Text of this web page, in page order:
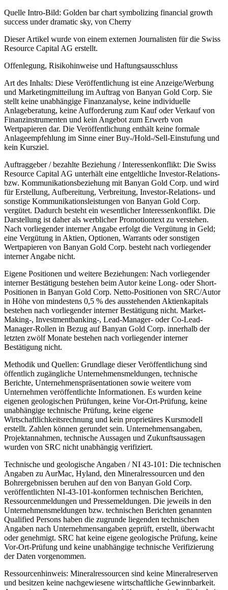
Quelle Intro-Bild: Golden bar chart symbolizing financial growth
success under dramatic sky, von Cherry
Dieser Artikel wurde von einem externen Journalisten für die Swiss
Resource Capital AG erstellt.
Offenlegung, Risikohinweise und Haftungsausschluss
Art des Inhalts: Diese Veröffentlichung ist eine Anzeige/Werbung
und Marketingmitteilung im Auftrag von Banyan Gold Corp. Sie
stellt keine unabhängige Finanzanalyse, keine individuelle
Anlageberatung, keine Aufforderung zum Kauf oder Verkauf von
Finanzinstrumenten und kein Angebot zum Erwerb von
Wertpapieren dar. Die Veröffentlichung enthält keine formale
Anlageempfehlung im Sinne einer Buy-/Hold-/Sell-Einstufung und
kein Kursziel.
Auftraggeber / bezahlte Beziehung / Interessenkonflikt: Die Swiss
Resource Capital AG unterhält eine entgeltliche Investor-Relations-
bzw. Kommunikationsbeziehung mit Banyan Gold Corp. und wird
für Erstellung, Aufbereitung, Verbreitung, Investor-Relations- und
sonstige Kommunikationsleistungen von Banyan Gold Corp.
vergütet. Dadurch besteht ein wesentlicher Interessenkonflikt. Die
Darstellung ist daher als werblicher Promotiontext zu verstehen.
Nach vorliegender interner Angabe erfolgt die Vergütung in Geld;
eine Vergütung in Aktien, Optionen, Warrants oder sonstigen
Wertpapieren von Banyan Gold Corp. besteht nach vorliegender
interner Angabe nicht.
Eigene Positionen und weitere Beziehungen: Nach vorliegender
interner Bestätigung bestehen beim Autor keine Long- oder Short-
Positionen in Banyan Gold Corp. Netto-Positionen von SRC/Autor
in Höhe von mindestens 0,5 % des ausstehenden Aktienkapitals
bestehen nach vorliegender interner Bestätigung nicht. Market-
Making-, Investmentbanking-, Lead-Manager- oder Co-Lead-
Manager-Rollen in Bezug auf Banyan Gold Corp. innerhalb der
letzten zwölf Monate bestehen nach vorliegender interner
Bestätigung nicht.
Methodik und Quellen: Grundlage dieser Veröffentlichung sind
öffentlich zugängliche Unternehmensmeldungen, technische
Berichte, Unternehmenspräsentationen sowie weitere vom
Unternehmen veröffentlichte Informationen. Es wurden keine
eigenen geologischen Prüfungen, keine Vor-Ort-Prüfung, keine
unabhängige technische Prüfung, keine eigene
Wirtschaftlichkeitsrechnung und kein proprietäres Kursmodell
erstellt. Zahlen können gerundet sein. Unternehmensangaben,
Projektannahmen, technische Aussagen und Zukunftsaussagen
wurden von SRC nicht unabhängig verifiziert.
Technische und geologische Angaben / NI 43-101: Die technischen
Angaben zu AurMac, Hyland, den Mineralressourcen und den
Bohrergebnissen beruhen auf den von Banyan Gold Corp.
veröffentlichten NI-43-101-konformen technischen Berichten,
Ressourcenmeldungen und Pressemeldungen. Die jeweils in den
Unternehmensmeldungen bzw. technischen Berichten genannten
Qualified Persons haben die zugrunde liegenden technischen
Angaben nach Unternehmensangaben geprüft, erstellt, überwacht
oder genehmigt. SRC hat keine eigene geologische Prüfung, keine
Vor-Ort-Prüfung und keine unabhängige technische Verifizierung
der Daten vorgenommen.
Ressourcenhinweis: Mineralressourcen sind keine Mineralreserven
und besitzen keine nachgewiesene wirtschaftliche Gewinnbarkeit.